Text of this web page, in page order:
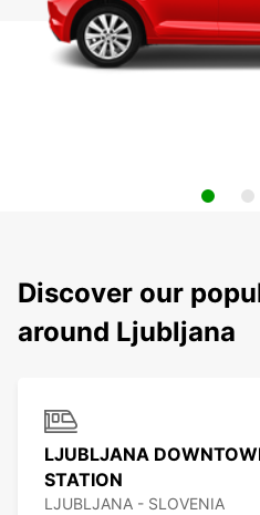
Discover our
around Ljubljana
LJUBLJANA
STATION
LJUBLJANA - SLOVENIA